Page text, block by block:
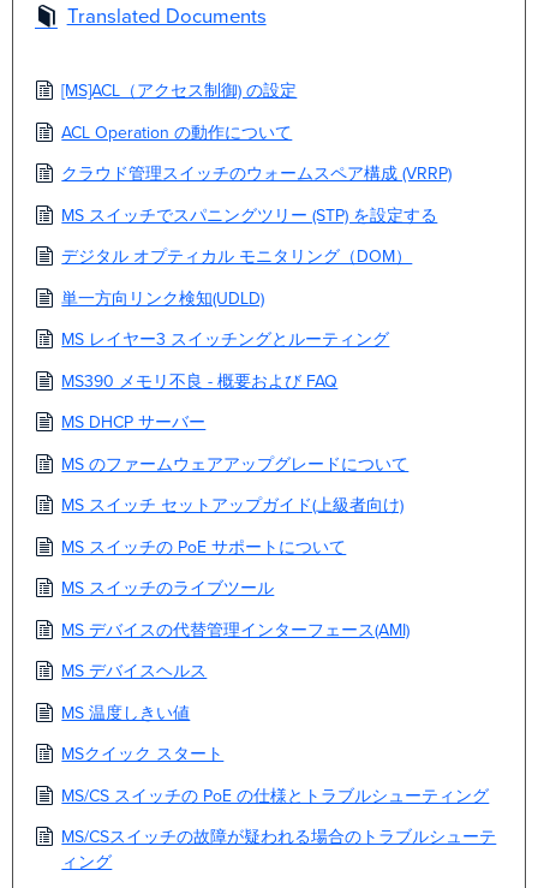
Translated Documents
[MS]ACL（アクセス制御) の設定
ACL Operation の動作について
クラウド管理スイッチのウォームスペア構成 (VRRP)
MS スイッチでスパニングツリー (STP) を設定する
デジタル オプティカル モニタリング（DOM）
単一方向リンク検知(UDLD)
MS レイヤー3 スイッチングとルーティング
MS390 メモリ不良 - 概要および FAQ
MS DHCP サーバー
MS のファームウェアアップグレードについて
MS スイッチ セットアップガイド(上級者向け)
MS スイッチの PoE サポートについて
MS スイッチのライブツール
MS デバイスの代替管理インターフェース(AMI)
MS デバイスヘルス
MS 温度しきい値
MSクイック スタート
MS/CS スイッチの PoE の仕様とトラブルシューティング
MS/CSスイッチの故障が疑われる場合のトラブルシューテ
ィング